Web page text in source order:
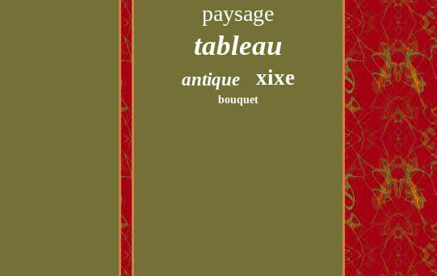
paysage
tableau
antique xixe
bouquet